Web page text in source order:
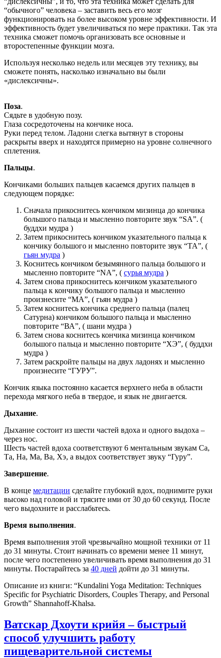
“обычного” человека – заставить весь его мозг
функционировать на более высоком уровне эффективности. И
эффективность будет увеличиваться по мере практики. Так эта
техника сможет помочь организовать все основные и
второстепенные функции мозга.
Используя несколько недель или месяцев эту технику, вы
сможете понять, насколько изначально вы были
«дислексичны».
Поза.
Сядьте в удобную позу.
Глаза сосредоточены на кончике носа.
Руки перед телом. Ладони слегка вытянут в стороны
раскрыты вверх и находятся примерно на уровне солнечного
сплетения.
Пальцы.
Кончиками больших пальцев касаемся других пальцев в
следующем порядке:
Сначала прикоснитесь кончиком мизинца до кончика
большого пальца и мысленно повторите звук “SA”. (
буддхи мудра )
Затем прикоснитесь кончиком указательного пальца к
кончику большого и мысленно повторите звук “TA”, (
гьян мудра )
Коснитесь кончиком безымянного пальца большого и
мысленно повторите “NA”, ( сурья мудра )
Затем снова прикоснитесь кончиком указательного
пальца к кончику большого пальца и мысленно
произнесите “MA”, ( гьян мудра )
Затем коснитесь кончика среднего пальца (палец
Сатурна) кончиком большого пальца и мысленно
повторите “ВА”, ( шани мудра )
Затем снова коснитесь кончика мизинца кончиком
большого пальца и мысленно повторите “ХЭ”, ( буддхи
мудра )
Затем раскройте пальцы на двух ладонях и мысленно
произнесите “ГУРУ”.
Кончик языка постоянно касается верхнего неба в области
перехода мягкого неба в твердое, и язык не двигается.
Дыхание.
Дыхание состоит из шести частей вдоха и одного выдоха –
через нос.
Шесть частей вдоха соответствуют 6 ментальным звукам Са,
Та, На, Ма, Ва, Хэ, а выдох соответствует звуку “Гуру”.
Завершение.
В конце медитации сделайте глубокий вдох, поднимите руки
высоко над головой и трясите ими от 30 до 60 секунд. После
чего выдохните и расслабьтесь.
Время выполнения.
Время выполнения этой чрезвычайно мощной техники от 11
до 31 минуты. Стоит начинать со времени менее 11 минут,
после чего постепенно увеличивать время выполнения до 31
минуты. Постарайтесь за 40 дней дойти до 31 минуты.
Описание из книги: “Kundalini Yoga Meditation: Techniques
Specific for Psychiatric Disorders, Couples Therapy, and Personal
Growth” Shannahoff-Khalsa.
Ватскар Дхоути крийя – быстрый
способ улучшить работу
пищеварительной системы